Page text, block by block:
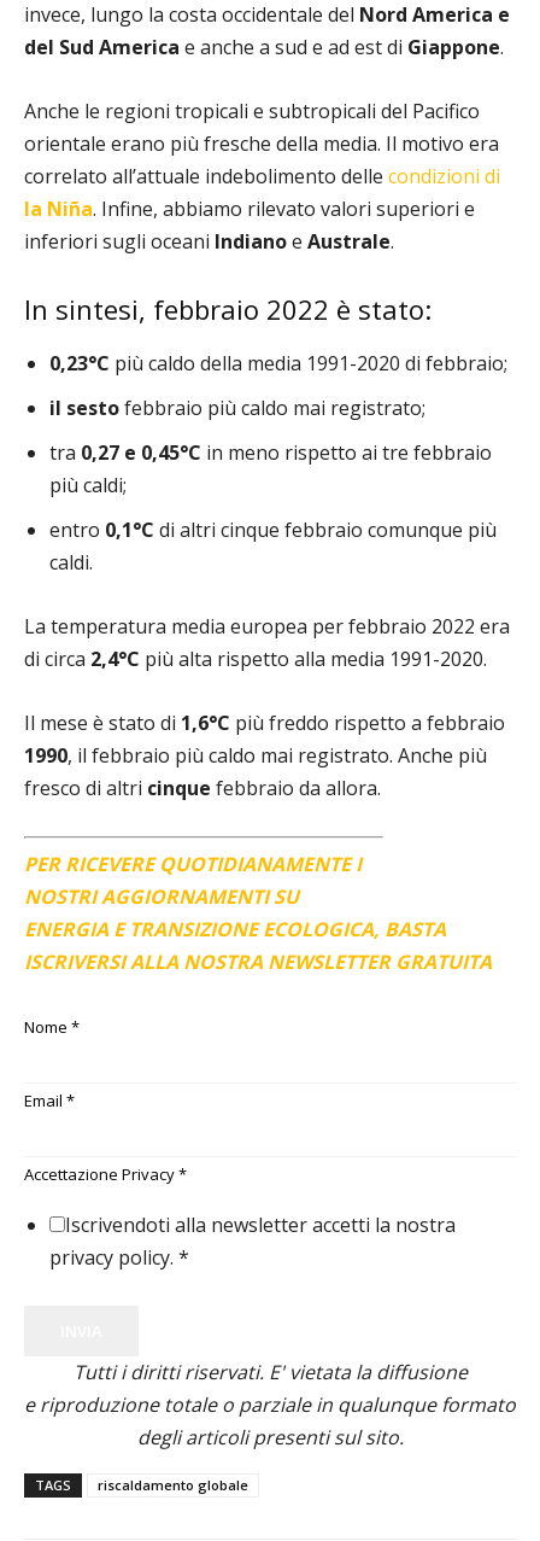
invece, lungo la costa occidentale del Nord America e
del Sud America e anche a sud e ad est di Giappone.
Anche le regioni tropicali e subtropicali del Pacifico
orientale erano più fresche della media. Il motivo era
correlato all’attuale indebolimento delle condizioni di
la Niña. Infine, abbiamo rilevato valori superiori e
inferiori sugli oceani Indianoe Australe.
In sintesi, febbraio 2022 è stato:
0,23°C più caldo della media 1991-2020 di febbraio;
il sestofebbraio più caldo mai registrato;
tra 0,27 e 0,45°C in meno rispetto ai tre febbraio
più caldi;
entro 0,1°C di altri cinque febbraio comunque più
caldi.
La temperatura media europea per febbraio 2022 era
di circa 2,4°C più alta rispetto alla media 1991-2020.
Il mese è stato di 1,6°C più freddo rispetto a febbraio
1990, il febbraio più caldo mai registrato. Anche più
fresco di altri cinque febbraio da allora.
PER RICEVERE QUOTIDIANAMENTE I
NOSTRI AGGIORNAMENTI SU
ENERGIA E TRANSIZIONE ECOLOGICA, BASTA
ISCRIVERSI ALLA NOSTRA NEWSLETTER GRATUITA
Nome *
Email *
Accettazione Privacy*
Iscrivendoti alla newsletter accetti la nostra
privacy policy. *
Tutti i diritti riservati. E' vietata la diffusione
e riproduzione totale o parziale in qualunque formato
degli articoli presenti sul sito.
TAGS riscaldamento globale